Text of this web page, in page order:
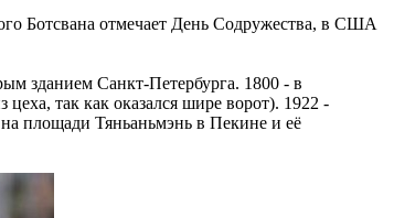
Ботсвана отмечает День Содружества, в США
зданием Санкт-Петербурга. 1800 - в
так как оказался шире ворот). 1922 -
площади Тяньаньмэнь в Пекине и её